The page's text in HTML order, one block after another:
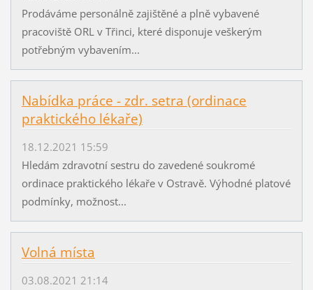
Prodáváme personálně zajištěné a plně vybavené
pracoviště ORL v Třinci, které disponuje veškerým
potřebným vybavením...
Nabídka práce - zdr. setra (ordinace
praktického lékaře)
18.12.2021 15:59
Hledám zdravotní sestru do zavedené soukromé
ordinace praktického lékaře v Ostravě. Výhodné platové
podmínky, možnost...
Volná místa
03.08.2021 21:14